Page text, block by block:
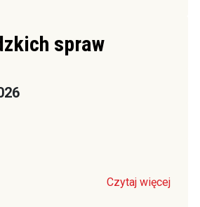
spraw
Czytaj więcej